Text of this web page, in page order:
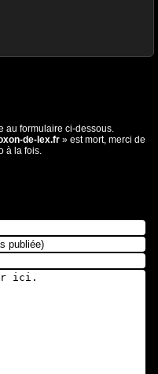
au formulaire ci-dessous.
de-lex.fr » est mort, merci de
à la fois.